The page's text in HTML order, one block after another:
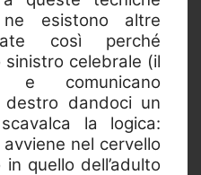
esistono altre
così perché
sinistro celebrale (il
e comunicano
dandoci un
la logica:
nel cervello
quello dell’adulto